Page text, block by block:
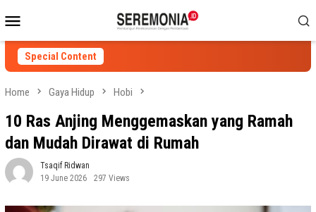
to
contentMenu
Special Content
Home Gaya Hidup Hobi
10 Ras Anjing Menggemaskan yang Ramah
dan Mudah Dirawat di Rumah
Tsaqif Ridwan
19 June 2026
297 Views